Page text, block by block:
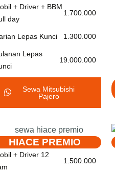
+ Driver + BBM
day
1.700.000
Lepas Kunci 1.300.000
Lepas
19.000.000
Sewa Mitsubishi
Pajero
HIACE PREMIO
+ Driver 12
1.500.000